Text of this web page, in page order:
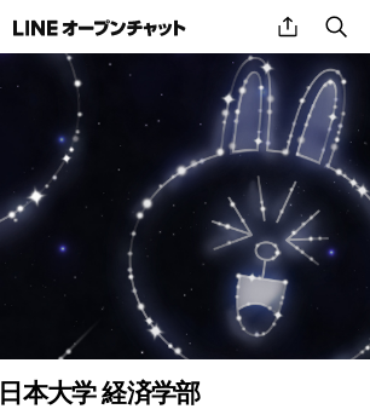
share
日本大学 経済学部